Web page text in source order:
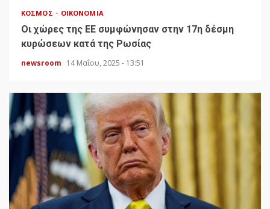
ΚΌΣΜΟΣ ΟΙΚΟΝΟΜΊΑ
Οι χώρες της ΕΕ συμφώνησαν στην 17η δέσμη
κυρώσεων κατά της Ρωσίας
newsroom 14 Μαΐου, 2025 - 13:51